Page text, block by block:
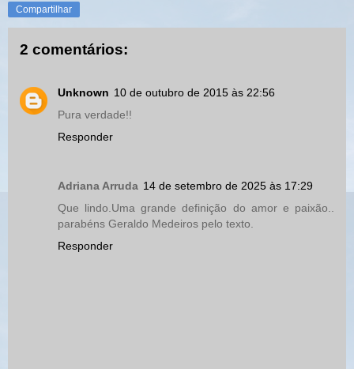
Compartilhar
2 comentários:
Unknown 10 de outubro de 2015 às 22:56
Pura verdade!!
Responder
Adriana Arruda 14 de setembro de 2025 às 17:29
Que lindo.Uma grande definição do amor e paixão..
parabéns Geraldo Medeiros pelo texto.
Responder